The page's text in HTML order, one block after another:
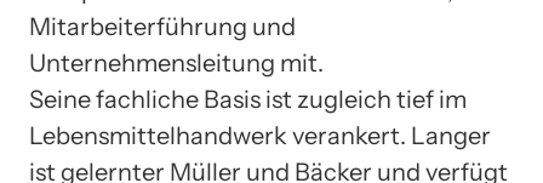
Mitarbeiterführung und
Unternehmensleitung mit.
Seine fachliche Basis ist zugleich tief im
Lebensmittelhandwerk verankert. Langer
ist gelernter Müller und Bäcker und verfügt